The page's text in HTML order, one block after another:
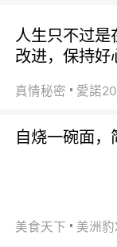
人生只不过是
改进，保持好
真情秘密 愛諾
自烧一碗面，
美食天下 美洲豹